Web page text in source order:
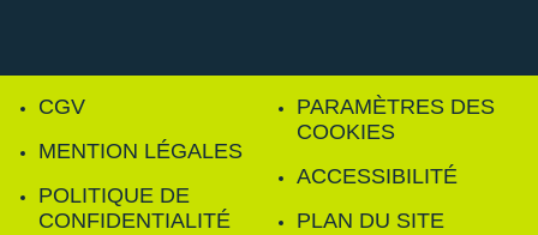
CGV
MENTION LÉGALES
POLITIQUE DE
CONFIDENTIALITÉ
PARAMÈTRES DES
COOKIES
ACCESSIBILITÉ
PLAN DU SITE